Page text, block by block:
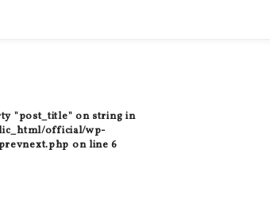
"post_title" on string in
official/wp-
on line6